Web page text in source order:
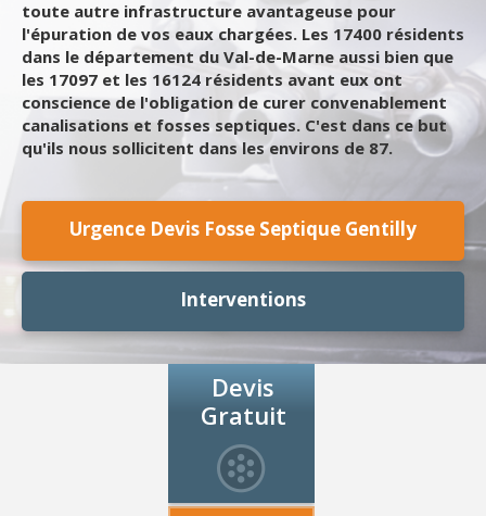
toute autre infrastructure avantageuse pour
l'épuration de vos eaux chargées. Les 17400 résidents
dans le département du Val-de-Marne aussi bien que
les 17097 et les 16124 résidents avant eux ont
conscience de l'obligation de curer convenablement
canalisations et fosses septiques. C'est dans ce but
qu'ils nous sollicitent dans les environs de 87.
Urgence Devis Fosse Septique Gentilly
Interventions
Devis
Gratuit